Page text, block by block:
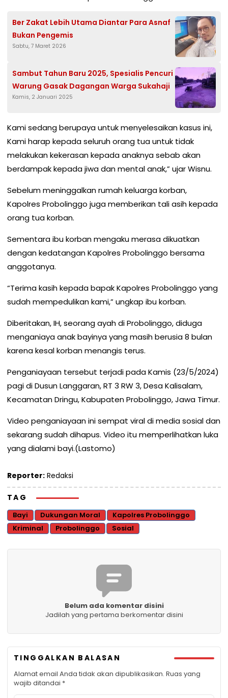
Ber Zakat Lebih Utama Diantar Para Asnaf
Bukan Pengemis
Sabtu, 7 Maret 2026
Sambut Tahun Baru 2025, Spesialis Pencuri
Warung Gasak Dagangan Warga Sukahaji
Kamis, 2 Januari 2025
Kami sedang berupaya untuk menyelesaikan kasus ini,
Kami harap kepada seluruh orang tua untuk tidak
melakukan kekerasan kepada anaknya sebab akan
berdampak kepada jiwa dan mental anak,” ujar Wisnu.
Sebelum meninggalkan rumah keluarga korban,
Kapolres Probolinggo juga memberikan tali asih kepada
orang tua korban.
Sementara ibu korban mengaku merasa dikuatkan
dengan kedatangan Kapolres Probolinggo bersama
anggotanya.
“Terima kasih kepada bapak Kapolres Probolinggo yang
sudah mempedulikan kami,” ungkap ibu korban.
Diberitakan, IH, seorang ayah di Probolinggo, diduga
menganiaya anak bayinya yang masih berusia 8 bulan
karena kesal korban menangis terus.
Penganiayaan tersebut terjadi pada Kamis (23/5/2024)
pagi di Dusun Langgaran, RT 3 RW 3, Desa Kalisalam,
Kecamatan Dringu, Kabupaten Probolinggo, Jawa Timur.
Video penganiayaan ini sempat viral di media sosial dan
sekarang sudah dihapus. Video itu memperlihatkan luka
yang dialami bayi.(Lastomo)
Reporter: Redaksi
TAG
Bayi Dukungan Moral
Kapolres Probolinggo
Kriminal
Probolinggo Sosial
Belum ada komentar disini
Jadilah yang pertama berkomentar disini
TINGGALKAN BALASAN
Alamat email Anda tidak akan dipublikasikan. Ruas yang
wajib ditandai *